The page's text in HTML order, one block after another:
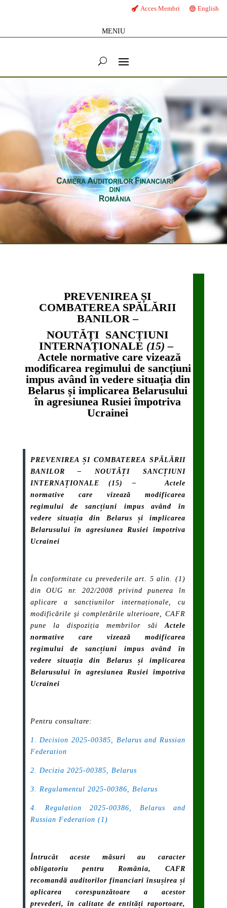
Acces Membri English
MENIU
PREVENIREA ȘI
COMBATEREA SPĂLĂRII
BANILOR –
NOUTĂȚI SANCȚIUNI
INTERNAȚIONALE (15) –
Actelenormativecare vizează
modificarea regimului de sancțiuni
impus având în vedere situația din
Belarus și implicarea Belarusului
în agresiunea Rusiei împotriva
Ucrainei
PREVENIREA ȘI COMBATEREA SPĂLĂRII
BANILOR – NOUTĂȚI SANCȚIUNI
INTERNAȚIONALE(15) –
Actele
normative care vizează modificarea
regimului de sancțiuni impus având în
vedere situația din Belarus și implicarea
Belarusului în agresiunea Rusiei împotriva
Ucrainei
În conformitate cu prevederile art. 5 alin. (1)
din OUG nr. 202/2008 privind punerea în
aplicare a sancțiunilor internaționale, cu
modificările și completările ulterioare, CAFR
pune la dispoziția membrilor săi Actele
normative care vizează modificarea
regimului de sancțiuni impus având în
vedere situația din Belarus și implicarea
Belarusului în agresiunea Rusiei împotriva
Ucrainei
Pentru consultare:
1. Decision 2025-00385, Belarus and Russian
Federation
2. Decizia 2025-00385, Belarus
3. Regulamentul 2025-00386, Belarus
4. Regulation 2025-00386, Belarus and
Russian Federation (1)
Întrucât aceste măsuri au caracter
obligatoriu pentru România, CAFR
recomandă auditorilor financiari însușirea și
aplicarea corespunzătoare a acestor
prevederi, în calitate de entități raportoare,